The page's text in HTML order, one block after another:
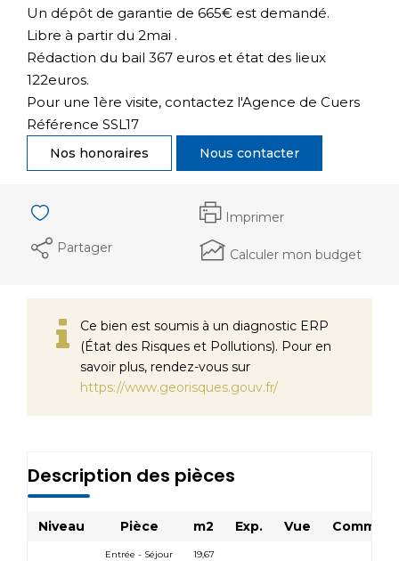
Un dépôt de garantie de 665€ est demandé.
Libre à partir du 2mai .
Rédaction du bail 367 euros et état des lieux
122euros.
Pour une 1ère visite, contactez l'Agence de Cuers
Référence SSL17
Nos honoraires Nous contacter
Imprimer
Partager
Calculer mon budget
Ce bien est soumis à un diagnostic ERP
(État des Risques et Pollutions). Pour en
savoir plus, rendez-vous sur
https://www.georisques.gouv.fr/
Description des pièces
Niveau Pièce m2 Exp. Vue
Entrée - Séjour 19,67